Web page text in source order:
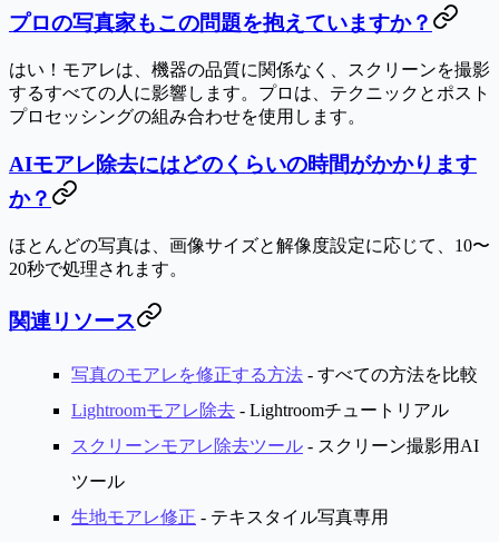
プロの写真家もこの問題を抱えていますか？
はい！モアレは、機器の品質に関係なく、スクリーンを撮影
するすべての人に影響します。プロは、テクニックとポスト
プロセッシングの組み合わせを使用します。
AIモアレ除去にはどのくらいの時間がかかります
か？
ほとんどの写真は、画像サイズと解像度設定に応じて、10〜
20秒で処理されます。
関連リソース
写真のモアレを修正する方法 - すべての方法を比較
Lightroomモアレ除去 - Lightroomチュートリアル
スクリーンモアレ除去ツール - スクリーン撮影用AI
ツール
生地モアレ修正 - テキスタイル写真専用